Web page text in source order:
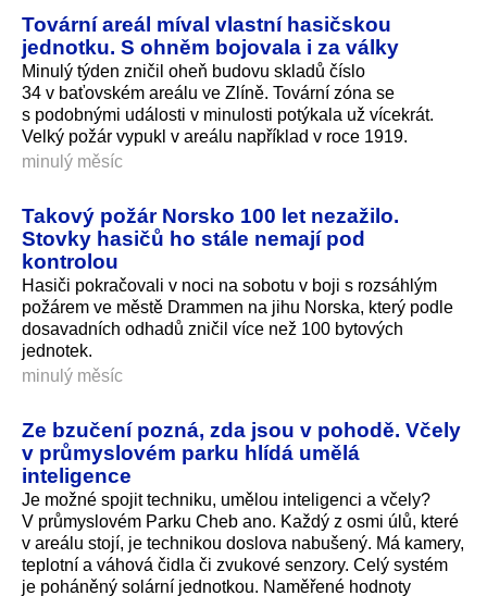
Tovární areál míval vlastní hasičskou
jednotku. S ohněm bojovala i za války
Minulý týden zničil oheň budovu skladů číslo
34 v baťovském areálu ve Zlíně. Tovární zóna se
s podobnými události v minulosti potýkala už vícekrát.
Velký požár vypukl v areálu například v roce 1919.
minulý měsíc
Takový požár Norsko 100 let nezažilo.
Stovky hasičů ho stále nemají pod
kontrolou
Hasiči pokračovali v noci na sobotu v boji s rozsáhlým
požárem ve městě Drammen na jihu Norska, který podle
dosavadních odhadů zničil více než 100 bytových
jednotek.
minulý měsíc
Ze bzučení pozná, zda jsou v pohodě. Včely
v průmyslovém parku hlídá umělá
inteligence
Je možné spojit techniku, umělou inteligenci a včely?
V průmyslovém Parku Cheb ano. Každý z osmi úlů, které
v areálu stojí, je technikou doslova nabušený. Má kamery,
teplotní a váhová čidla či zvukové senzory. Celý systém
je poháněný solární jednotkou. Naměřené hodnoty